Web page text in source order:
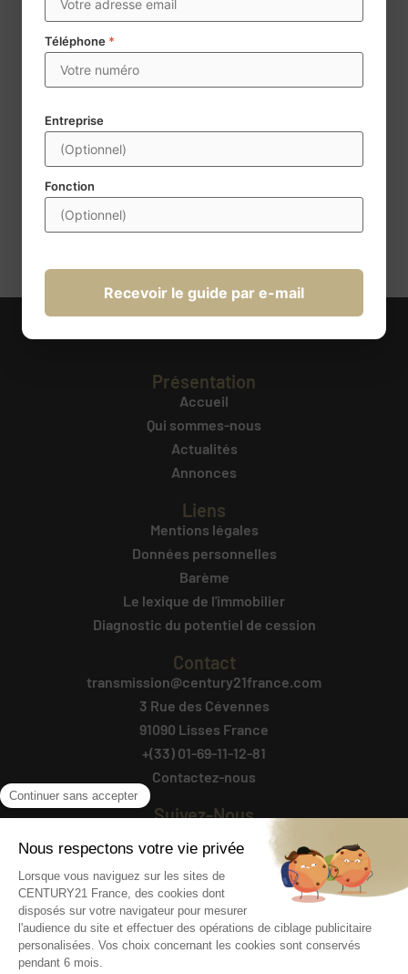
Envoyer
Century 21 collecte des données à caractère personnel aux
fins d’assurer la mise en vente et la négoce d’agences
immobilières. Les données mentionnées d’un * sont
obligatoires. Conformément à la règlementation, vous disposez
d’un droit d’accès, de rectification, de portabilité,
d’effacement, de limitation du traitement et d’opposition au
traitement. Ces droits peuvent être exercés à l’adresse
transmission@century21france.com. Pour plus d’information
Présentation
Accueil
Qui sommes-nous
Actualités
Annonces
Liens
Mentions légales
Données personnelles
Barème
Le lexique de l'immobilier
Diagnostic du potentiel de cession
Contact
transmission@century21france.com
3 Rue des Cévennes
91090 Lisses France
+(33) 01-69-11-12-81
Contactez-nous
Suivez-Nous
Téléphone *
Entreprise
Fonction
Recevoir le guide par e-mail